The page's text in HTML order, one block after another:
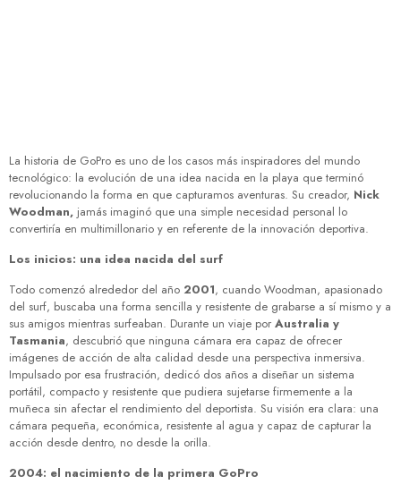
La historia de GoPro es uno de los casos más inspiradores del mundo
tecnológico: la evolución de una idea nacida en la playa que terminó
revolucionando la forma en que capturamos aventuras. Su creador, Nick
Woodman, jamás imaginó que una simple necesidad personal lo
convertiría en multimillonario y en referente de la innovación deportiva.
Los inicios: una idea nacida del surf
Todo comenzó alrededor del año 2001, cuando Woodman, apasionado
del surf, buscaba una forma sencilla y resistente de grabarse a sí mismo y a
sus amigos mientras surfeaban. Durante un viaje por Australia y
Tasmania, descubrió que ninguna cámara era capaz de ofrecer
imágenes de acción de alta calidad desde una perspectiva inmersiva.
Impulsado por esa frustración, dedicó dos años a diseñar un sistema
portátil, compacto y resistente que pudiera sujetarse firmemente a la
muñeca sin afectar el rendimiento del deportista. Su visión era clara: una
cámara pequeña, económica, resistente al agua y capaz de capturar la
acción desde dentro, no desde la orilla.
2004: el nacimiento de la primera GoPro